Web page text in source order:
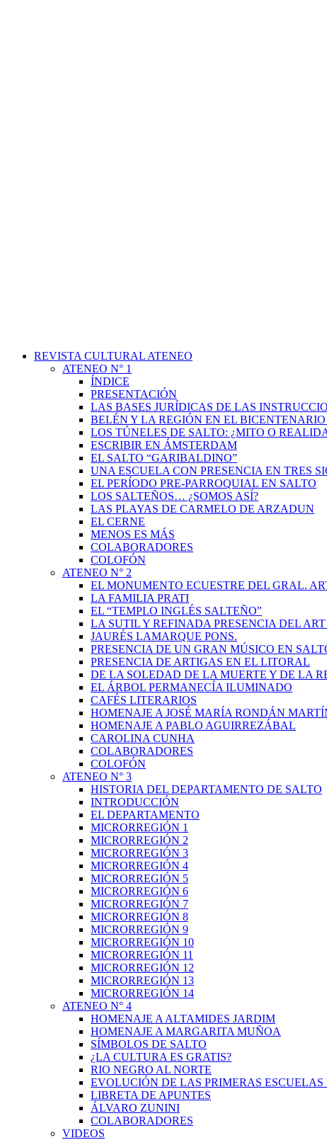
REVISTA CULTURAL ATENEO
ATENEO N° 1
ÍNDICE
PRESENTACIÓN
LAS BASES JURÍDICAS DE LAS
BELÉN Y LA REGIÓN EN EL
LOS TÚNELES DE SALTO: ¿MITO O
ESCRIBIR EN ÁMSTERDAM
EL SALTO “GARIBALDINO”
UNA ESCUELA CON PRESENCIA EN TRES
EL PERÍODO PRE-PARROQUIAL EN SALTO
LOS SALTEÑOS… ¿SOMOS ASÍ?
LAS PLAYAS DE CARMELO DE ARZADUN
EL CERNE
MENOS ES MÁS
COLABORADORES
COLOFÓN
ATENEO N° 2
EL MONUMENTO ECUESTRE DEL GRAL.
LA FAMILIA PRATI
EL “TEMPLO INGLÉS SALTEÑO”
LA SUTIL Y REFINADA PRESENCIA DEL
JAURÉS LAMARQUE PONS.
PRESENCIA DE UN GRAN MÚSICO EN
PRESENCIA DE ARTIGAS EN EL LITORAL
DE LA SOLEDAD DE LA MUERTE Y DE LA
EL ÁRBOL PERMANECÍA ILUMINADO
CAFÉS LITERARIOS
HOMENAJE A JOSÉ MARÍA RONDÁN
HOMENAJE A PABLO AGUIRREZÁBAL
CAROLINA CUNHA
COLABORADORES
COLOFÓN
ATENEO N° 3
HISTORIA DEL DEPARTAMENTO DE SALTO
INTRODUCCIÓN
EL DEPARTAMENTO
MICRORREGIÓN 1
MICRORREGIÓN 2
MICRORREGIÓN 3
MICRORREGIÓN 4
MICRORREGIÓN 5
MICRORREGIÓN 6
MICRORREGIÓN 7
MICRORREGIÓN 8
MICRORREGIÓN 9
MICRORREGIÓN 10
MICRORREGIÓN 11
MICRORREGIÓN 12
MICRORREGIÓN 13
MICRORREGIÓN 14
ATENEO N° 4
HOMENAJE A ALTAMIDES JARDIM
HOMENAJE A MARGARITA MUÑOA
SÍMBOLOS DE SALTO
¿LA CULTURA ES GRATIS?
RIO NEGRO AL NORTE
EVOLUCIÓN DE LAS PRIMERAS ESCUELAS
LIBRETA DE APUNTES
ÁLVARO ZUNINI
COLABORADORES
VIDEOS